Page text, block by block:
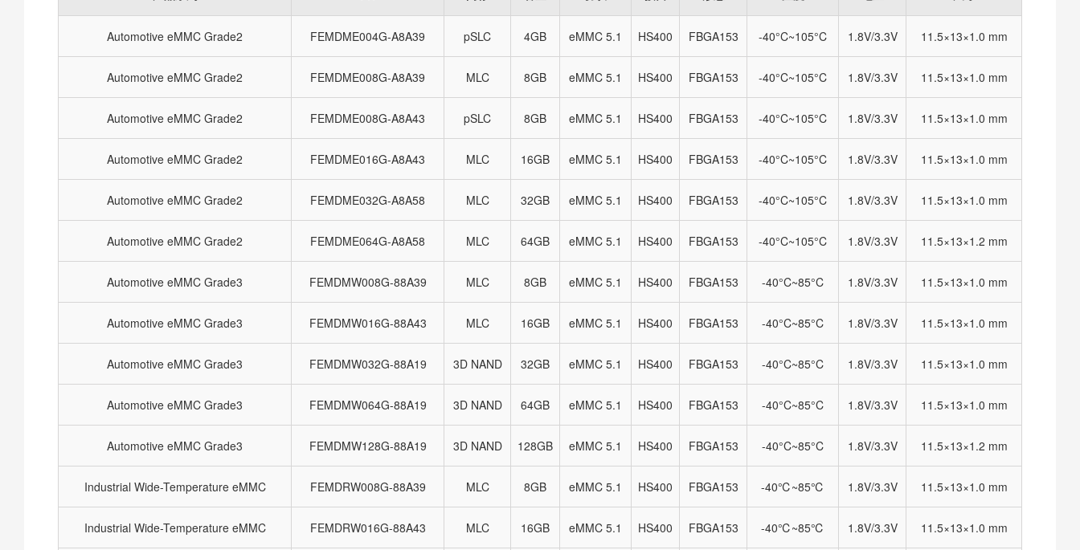
Automotive eMMC Grade2 FEMDME004G-A8A39 pSLC 4GB eMMC 5.1 HS400 FBGA153 -40°C~105°C 1.8V/3.3V 11.5×13×1.0 mm
Automotive eMMC Grade2 FEMDME008G-A8A39 MLC 8GB eMMC 5.1 HS400 FBGA153 -40°C~105°C 1.8V/3.3V 11.5×13×1.0 mm
Automotive eMMC Grade2 FEMDME008G-A8A43 pSLC 8GB eMMC 5.1 HS400 FBGA153 -40°C~105°C 1.8V/3.3V 11.5×13×1.0 mm
Automotive eMMC Grade2 FEMDME016G-A8A43 MLC 16GB eMMC 5.1 HS400 FBGA153 -40°C~105°C 1.8V/3.3V 11.5×13×1.0 mm
Automotive eMMC Grade2 FEMDME032G-A8A58 MLC 32GB eMMC 5.1 HS400 FBGA153 -40°C~105°C 1.8V/3.3V 11.5×13×1.0 mm
Automotive eMMC Grade2 FEMDME064G-A8A58 MLC 64GB eMMC 5.1 HS400 FBGA153 -40°C~105°C 1.8V/3.3V 11.5×13×1.2 mm
Automotive eMMC Grade3 FEMDMW008G-88A39 MLC 8GB eMMC 5.1 HS400 FBGA153 -40°C~85°C 1.8V/3.3V 11.5×13×1.0 mm
Automotive eMMC Grade3 FEMDMW016G-88A43 MLC 16GB eMMC 5.1 HS400 FBGA153 -40°C~85°C 1.8V/3.3V 11.5×13×1.0 mm
Automotive eMMC Grade3 FEMDMW032G-88A19 3D NAND 32GB eMMC 5.1 HS400 FBGA153 -40°C~85°C 1.8V/3.3V 11.5×13×1.0 mm
Automotive eMMC Grade3 FEMDMW064G-88A19 3D NAND 64GB eMMC 5.1 HS400 FBGA153 -40°C~85°C 1.8V/3.3V 11.5×13×1.0 mm
Automotive eMMC Grade3 FEMDMW128G-88A19 3D NAND 128GB eMMC 5.1 HS400 FBGA153 -40°C~85°C 1.8V/3.3V 11.5×13×1.2 mm
Industrial Wide-Temperature eMMC FEMDRW008G-88A39 MLC 8GB eMMC 5.1 HS400 FBGA153 -40℃~85℃ 1.8V/3.3V 11.5×13×1.0 mm
Industrial Wide-Temperature eMMC FEMDRW016G-88A43 MLC 16GB eMMC 5.1 HS400 FBGA153 -40℃~85℃ 1.8V/3.3V 11.5×13×1.0 mm